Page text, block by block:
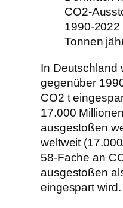
CO2-
1990-2022
Tonnen
In Deutschland
gegenüber
CO2 t
17.000
ausgestoßen
weltweit
58-Fache an
ausgestoßen
eingespart wird.